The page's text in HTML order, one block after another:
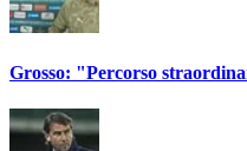
Grosso: "Percorso